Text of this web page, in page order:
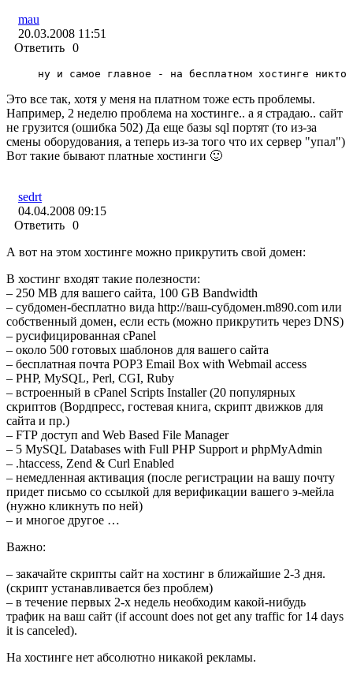
mau
20.03.2008 11:51
Ответить 0
ну и самое главное - на бесплатном хостинге
Это все так, хотя у меня на платном тоже есть проблемы.
Например, 2 неделю проблема на хостинге.. а я страдаю.. сайт
не грузится (ошибка 502) Да еще базы sql портят (то из-за
смены оборудования, а теперь из-за того что их сервер "упал")
Вот такие бывают платные хостинги 🙂
sedrt
04.04.2008 09:15
Ответить 0
А вот на этом хостинге можно прикрутить свой домен:
В хостинг входят такие полезности:
– 250 MB для вашего сайта, 100 GB Bandwidth
– субдомен-бесплатно вида http://ваш-субдомен.m890.com или
собственный домен, если есть (можно прикрутить через DNS)
– русифицированная cPanel
– около 500 готовых шаблонов для вашего сайта
– бесплатная почта POP3 Email Box with Webmail access
– PHP, MySQL, Perl, CGI, Ruby
– встроенный в cPanel Scripts Installer (20 популярных
скриптов (Вордпресс, гостевая книга, скрипт движков для
сайта и пр.)
– FTP доступ and Web Based File Manager
– 5 MySQL Databases with Full PHP Support и phpMyAdmin
– .htaccess, Zend & Curl Enabled
– немедленная активация (после регистрации на вашу почту
придет письмо со ссылкой для верификации вашего э-мейла
(нужно кликнуть по ней)
– и многое другое …
Важно:
– закачайте скрипты сайт на хостинг в ближайшие 2-3 дня.
(скрипт устанавливается без проблем)
– в течение первых 2-х недель необходим какой-нибудь
трафик на ваш сайт (if account does not get any traffic for 14 days
it is canceled).
На хостинге нет абсолютно никакой рекламы.